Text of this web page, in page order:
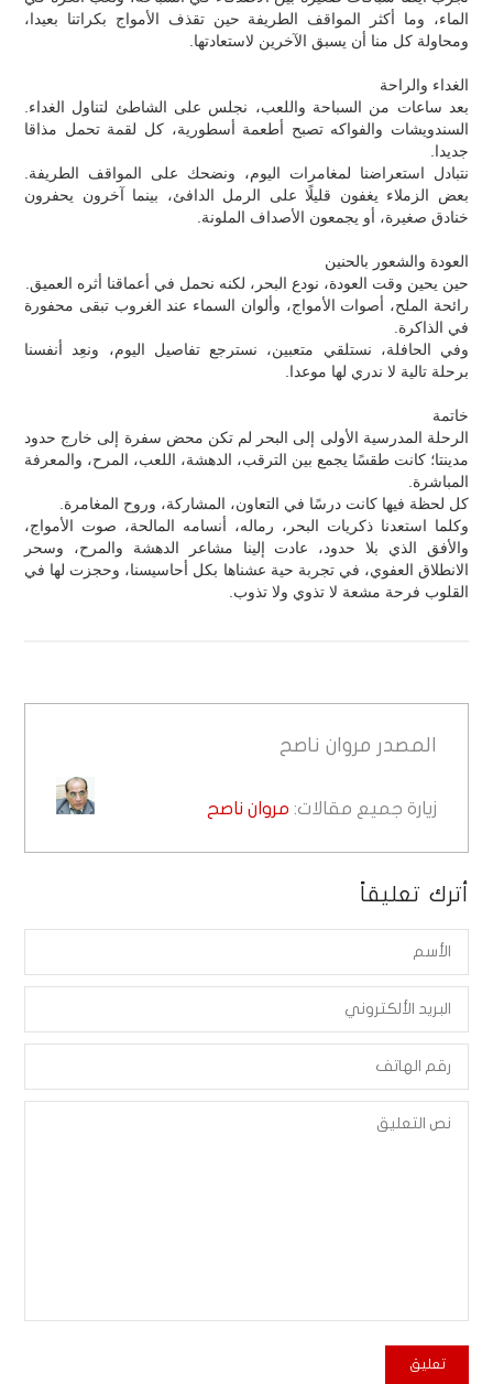
الماء، وما أكثر المواقف الطريفة حين تقذف الأمواج بكراتنا بعيدا،
ومحاولة كل منا أن يسبق الآخرين لاستعادتها.
الغداء والراحة
بعد ساعات من السباحة واللعب، نجلس على الشاطئ لتناول الغداء.
السندويشات والفواكه تصبح أطعمة أسطورية، كل لقمة تحمل مذاقا
جديدا.
نتبادل استعراضنا لمغامرات اليوم، ونضحك على المواقف الطريفة.
بعض الزملاء يغفون قليلًا على الرمل الدافئ، بينما آخرون يحفرون
خنادق صغيرة، أو يجمعون الأصداف الملونة.
العودة والشعور بالحنين
حين يحين وقت العودة، نودع البحر، لكنه نحمل في أعماقنا أثره العميق.
رائحة الملح، أصوات الأمواج، وألوان السماء عند الغروب تبقى محفورة
في الذاكرة.
وفي الحافلة، نستلقي متعبين، نسترجع تفاصيل اليوم، ونعِد أنفسنا
برحلة تالية لا ندري لها موعدا.
خاتمة
الرحلة المدرسية الأولى إلى البحر لم تكن محض سفرة إلى خارج حدود
مدينتا؛ كانت طقسًا يجمع بين الترقب، الدهشة، اللعب، المرح، والمعرفة
المباشرة.
كل لحظة فيها كانت درسًا في التعاون، المشاركة، وروح المغامرة.
وكلما استعدنا ذكريات البحر، رماله، أنسامه المالحة، صوت الأمواج،
والأفق الذي بلا حدود، عادت إلينا مشاعر الدهشة والمرح، وسحر
الانطلاق العفوي، في تجربة حية عشناها بكل أحاسيسنا، وحجزت لها في
القلوب فرحة مشعة لا تذوي ولا تذوب.
المصدر مروان ناصح
زيارة جميع مقالات: مروان ناصح
أترك تعليقاً